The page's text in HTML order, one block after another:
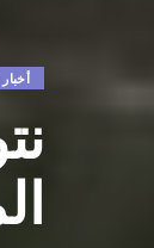
أخبار